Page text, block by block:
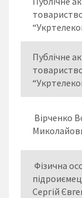
Публічне
Вірченко
Фізична
Сергій